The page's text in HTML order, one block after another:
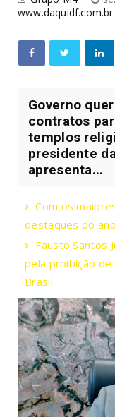
www.daquidf.com.br
Governo
contratos
templos
presidente
apresenta...
Com os
destaques do
Fausto Santos
pela proibição
Brasil